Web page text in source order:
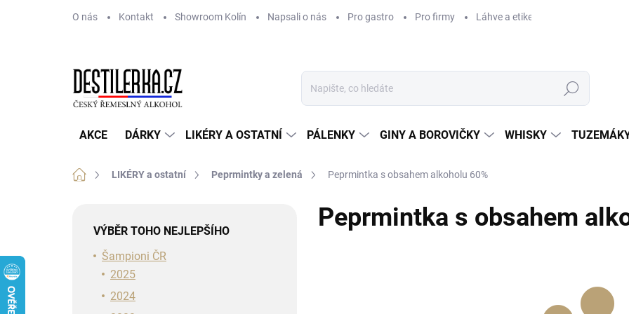
O nás Kontakt Showroom Kolín Napsali o nás Pro gastro Pro firmy Láhve a etikety na míru
Hledat
AKCE DÁRKY LIKÉRY A OSTATNÍ PÁLENKY GINY A BOROVIČKY WHISKY
Domů LIKÉRY a ostatní Peprmintky a zelená Peprmintka s obsahem alkoholu 60%
VÝBĚR TOHO NEJLEPŠÍHO
Šampioni ČR
2025
2024
Peprmintka s obsahem